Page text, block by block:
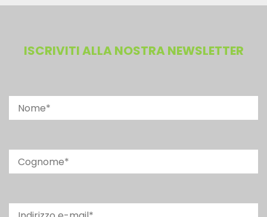
ISCRIVITI ALLA NOSTRA NEWSLETTER